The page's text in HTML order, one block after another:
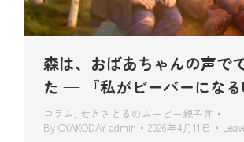
森は、おばあちゃんの声で
た — 『私がビーバーにな
コラム, せきさとるのムービー親子丼
By OYAKODAY admin 2026年4月11日